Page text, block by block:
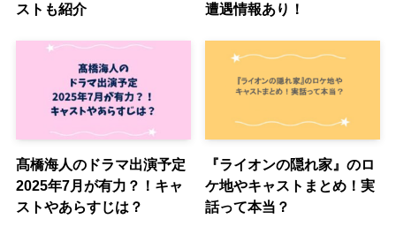
ストも紹介
遭遇情報あり！
髙橋海人のドラマ出演予定
2025年7月が有力？！キャ
ストやあらすじは？
『ライオンの隠れ家』のロ
ケ地やキャストまとめ！実
話って本当？